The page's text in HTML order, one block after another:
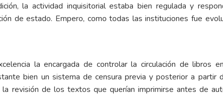
la actividad inquisitorial estaba bien regulada y
de estado. Empero, como todas las instituciones fue
la encargada de controlar la circulación de libros
bien un sistema de censura previa y posterior a partir
revisión de los textos que querían imprimirse antes de